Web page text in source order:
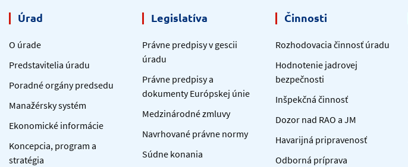
Úrad
O úrade
Predstavitelia úradu
Poradné orgány predsedu
Manažérsky systém
Ekonomické informácie
Koncepcia, program a
stratégia
Legislatíva
Právne predpisy v gescii
úradu
Právne predpisy a
dokumenty Európskej únie
Medzinárodné zmluvy
Navrhované právne normy
Súdne konania
Činnosti
Rozhodovacia činnosť úradu
Hodnotenie jadrovej
bezpečnosti
Inšpekčná činnosť
Dozor nad RAO a JM
Havarijná pripravenosť
Odborná príprava